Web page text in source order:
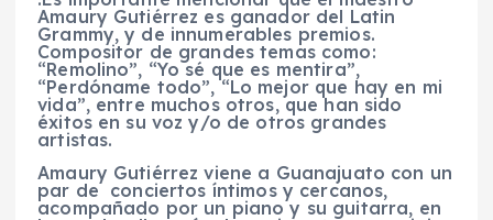
Amaury Gutiérrez es ganador del Latin
Grammy, y de innumerables premios.
Compositor de grandes temas como:
“Remolino”, “Yo sé que es mentira”,
“Perdóname todo”, “Lo mejor que hay en mi
vida”, entre muchos otros, que han sido
éxitos en su voz y/o de otros grandes
artistas.
Amaury Gutiérrez viene a Guanajuato con un
par de conciertos íntimos y cercanos,
acompañado por un piano y su guitarra, en